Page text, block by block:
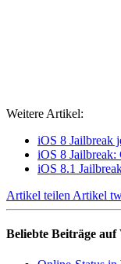
Weitere Artikel:
iOS 8 Jailbreak
iOS 8 Jailbreak:
iOS 8.1
Artikel teilen Artikel
Beliebte Beiträge